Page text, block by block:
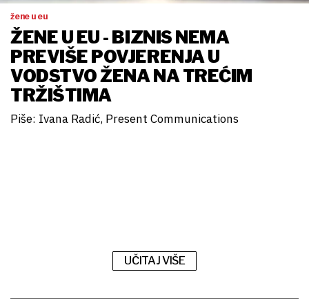
žene u eu
ŽENE U EU - BIZNIS NEMA
PREVIŠE POVJERENJA U
VODSTVO ŽENA NA TREĆIM
TRŽIŠTIMA
Piše: Ivana Radić, Present Communications
UČITAJ VIŠE